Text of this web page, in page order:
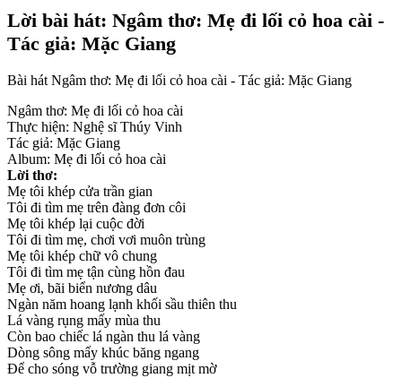
Lời bài hát: Ngâm thơ: Mẹ đi lối cỏ hoa cài -
Tác giả: Mặc Giang
Bài hát Ngâm thơ: Mẹ đi lối cỏ hoa cài - Tác giả: Mặc Giang
Ngâm thơ: Mẹ đi lối cỏ hoa cài
Thực hiện: Nghệ sĩ Thúy Vinh
Tác giả: Mặc Giang
Album: Mẹ đi lối cỏ hoa cài
Lời thơ:
Mẹ tôi khép cửa trần gian
Tôi đi tìm mẹ trên đàng đơn côi
Mẹ tôi khép lại cuộc đời
Tôi đi tìm mẹ, chơi vơi muôn trùng
Mẹ tôi khép chữ vô chung
Tôi đi tìm mẹ tận cùng hồn đau
Mẹ ơi, bãi biển nương dâu
Ngàn năm hoang lạnh khối sầu thiên thu
Lá vàng rụng mấy mùa thu
Còn bao chiếc lá ngàn thu lá vàng
Dòng sông mấy khúc băng ngang
Để cho sóng vỗ trường giang mịt mờ